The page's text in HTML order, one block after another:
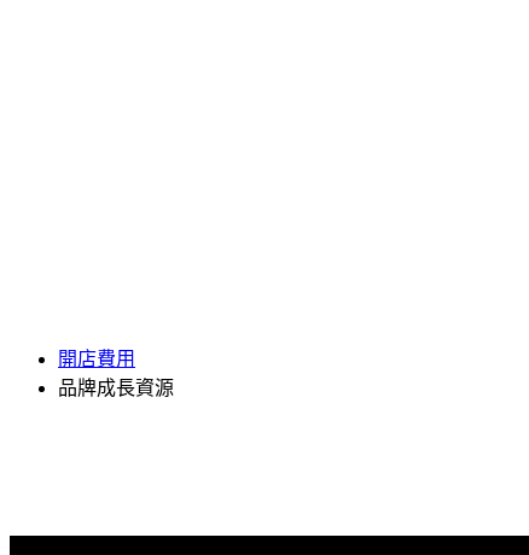
開店費用
品牌成長資源